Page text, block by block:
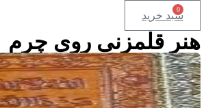
0
سبد خرید
هنر قلمزنی روی چرم